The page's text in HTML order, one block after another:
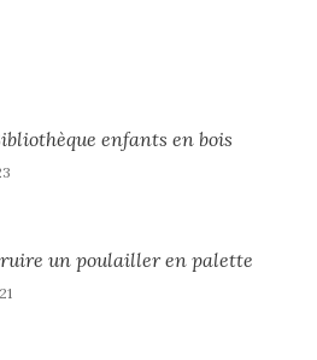
enfants en bois
un poulailler en palette